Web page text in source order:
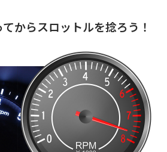
からスロットルを捻ろう！